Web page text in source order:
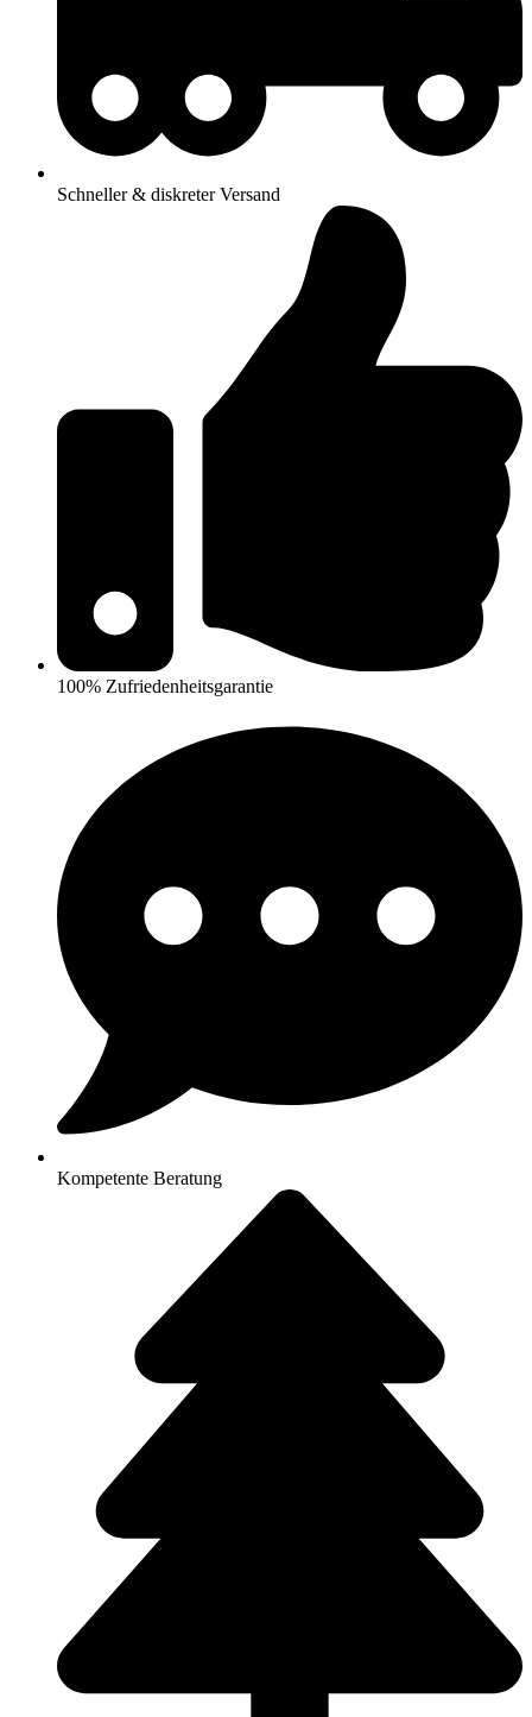
Schneller & diskreter Versand
100% Zufriedenheitsgarantie
Kompetente Beratung